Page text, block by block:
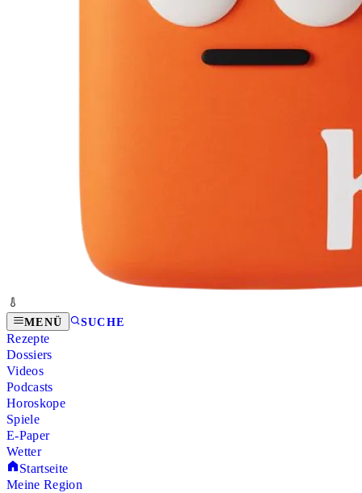
MENÜ SUCHE
Rezepte
Dossiers
Videos
Podcasts
Horoskope
Spiele
E-Paper
Wetter
Startseite
Meine Region